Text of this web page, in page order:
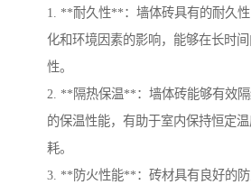
1. **耐久性**：墙体砖具有的耐久
化和环境因素的影响，能够在长时
性。
2. **隔热保温**：墙体砖能够有效
的保温性能，有助于室内保持恒定
耗。
3. **防火性能**：砖材具有良好的